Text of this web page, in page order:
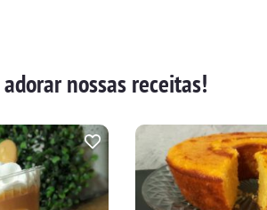
nossas receitas!